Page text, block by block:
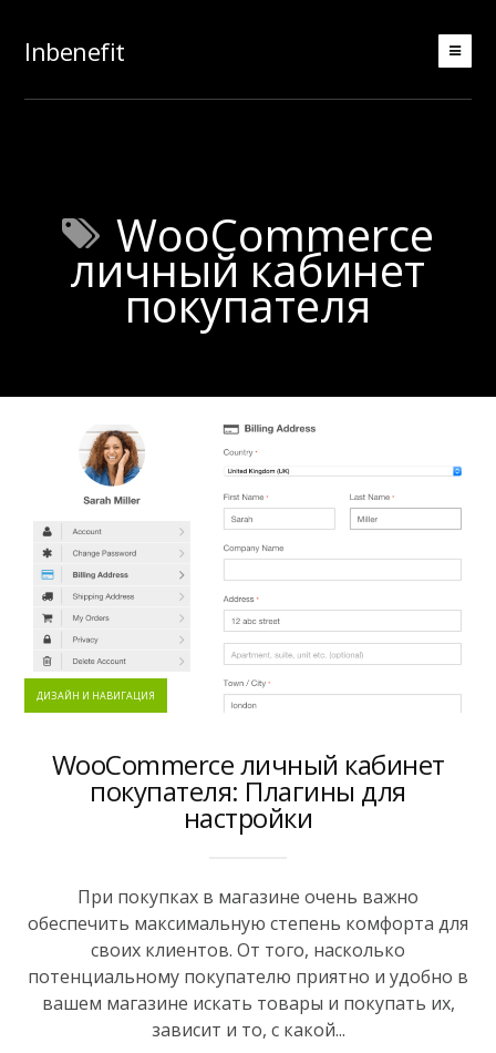
Inbenefit
WooCommerce
личный кабинет
покупателя
ДИЗАЙН И НАВИГАЦИЯ
WooCommerce личный кабинет
покупателя: Плагины для
настройки
При покупках в магазине очень важно
обеспечить максимальную степень комфорта для
своих клиентов. От того, насколько
потенциальному покупателю приятно и удобно в
вашем магазине искать товары и покупать их,
зависит и то, с какой...